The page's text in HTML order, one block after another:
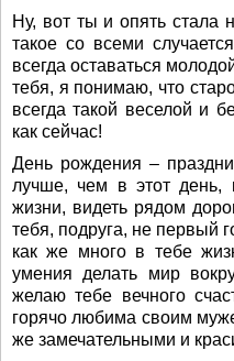
Ну, вот ты и опять стала
такое со всеми
всегда оставаться
тебя, я понимаю, что
всегда такой веселой и
как сейчас!
День рождения –
лучше, чем в этот день,
жизни, видеть рядом
тебя, подруга, не первый
как же много в тебе
умения делать мир
желаю тебе вечного
горячо любима своим
же замечательными и